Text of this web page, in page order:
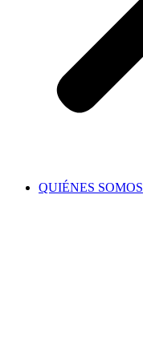
QUIÉNES SOMOS